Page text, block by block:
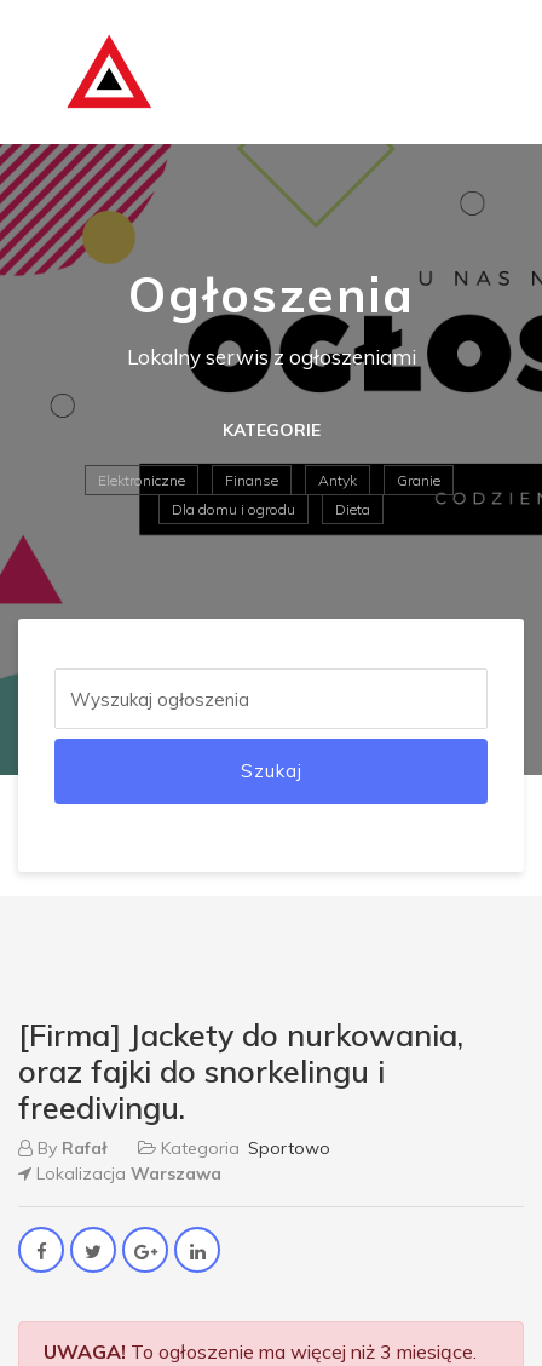
Ogłoszenia
Lokalny serwis z ogłoszeniami
KATEGORIE
Elektroniczne Finanse Antyk
Granie
Dla domu i ogrodu
Dieta
Szukaj
[Firma] Jackety do nurkowania,
oraz fajki do snorkelingu i
freedivingu.
By Rafał Kategoria Sportowo
Lokalizacja Warszawa
UWAGA! To ogłoszenie ma więcej niż 3 miesiące.